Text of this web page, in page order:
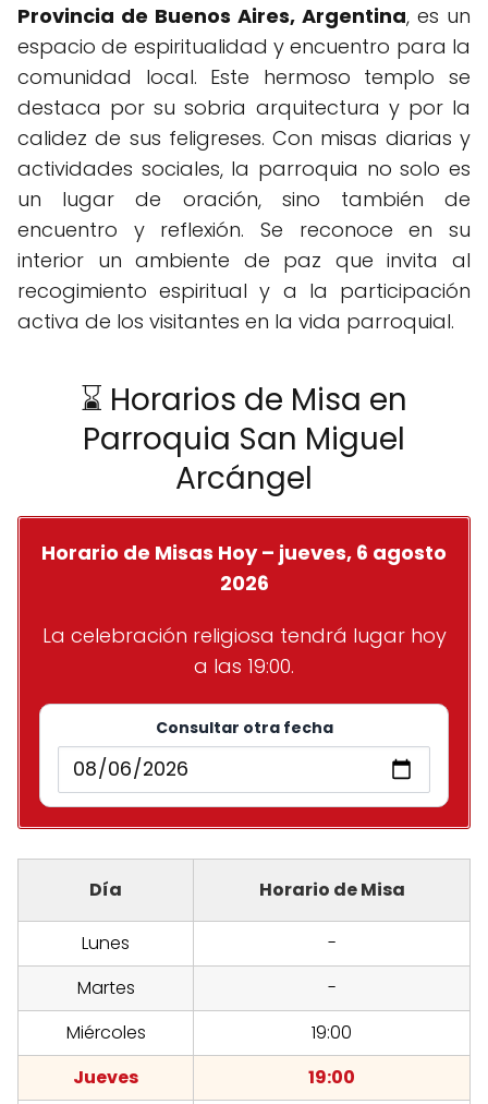
Provincia de Buenos Aires, Argentina, es un
espacio de espiritualidad y encuentro para la
comunidad local. Este hermoso templo se
destaca por su sobria arquitectura y por la
calidez de sus feligreses. Con misas diarias y
actividades sociales, la parroquia no solo es
un lugar de oración, sino también de
encuentro y reflexión. Se reconoce en su
interior un ambiente de paz que invita al
recogimiento espiritual y a la participación
activa de los visitantes en la vida parroquial.
⌛ Horarios de Misa en
Parroquia San Miguel
Arcángel
Horario de Misas Hoy – jueves, 6 agosto
2026
La celebración religiosa tendrá lugar hoy
a las 19:00.
Consultar otra fecha
Día Horario de Misa
Lunes
-
Martes
-
Miércoles
19:00
Jueves
19:00